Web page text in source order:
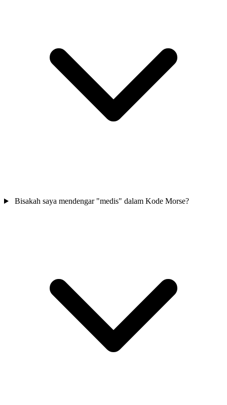
Bisakah saya mendengar "medis" dalam Kode Morse?